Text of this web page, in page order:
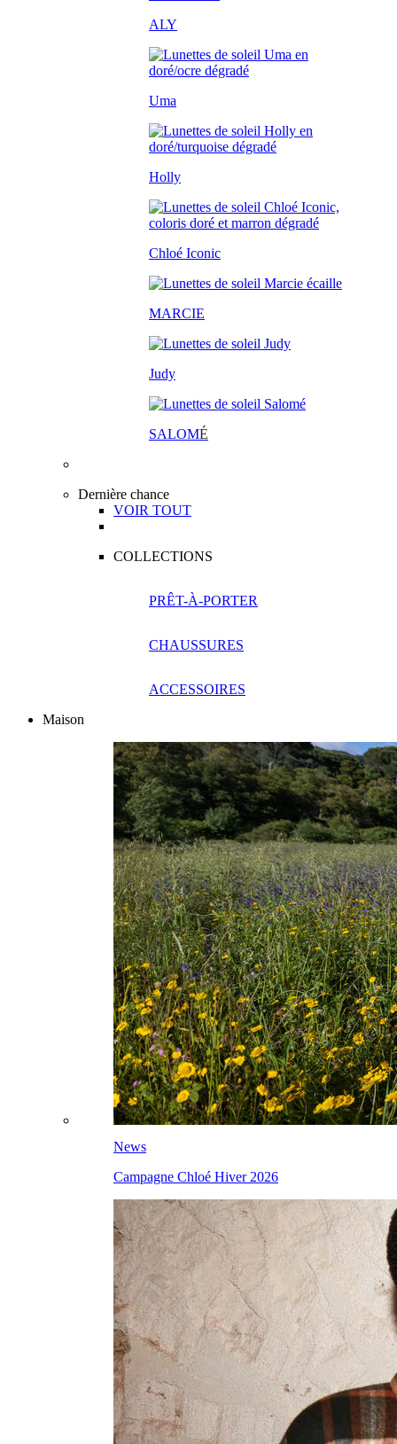
ALY
Uma
Holly
Chloé Iconic
MARCIE
Judy
SALOMÉ
Dernière chance
VOIR TOUT
COLLECTIONS
PRÊT-À-PORTER
CHAUSSURES
ACCESSOIRES
Maison
News
Campagne Chloé Hiver 2026